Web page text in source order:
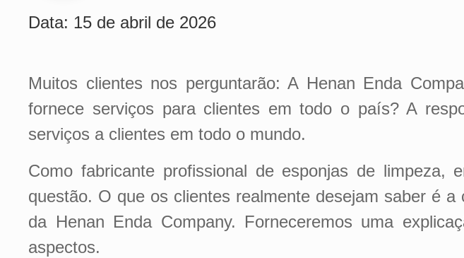
Data: 15 de abril de 2026
Muitos clientes nos perguntarão: A Henan Enda
fornece serviços para clientes em todo o país? A
serviços a clientes em todo o mundo.
Como fabricante profissional de esponjas de limpeza,
questão. O que os clientes realmente desejam saber é
da Henan Enda Company. Forneceremos uma
aspectos.